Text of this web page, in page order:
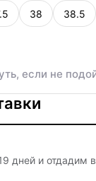
38 38.5
если не
дней и отдадим